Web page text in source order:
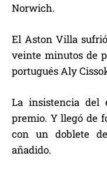
Norwich.
El Aston Villa
veinte minutos de
portugués Aly
La insistencia del
premio. Y llegó de
con un doblete
añadido.